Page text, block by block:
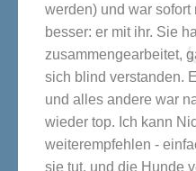
werden) und war sofort
besser: er mit ihr. Sie
zusammengearbeitet,
sich blind verstanden.
und alles andere war
wieder top. Ich kann
weiterempfehlen -
sie tut, und die Hunde